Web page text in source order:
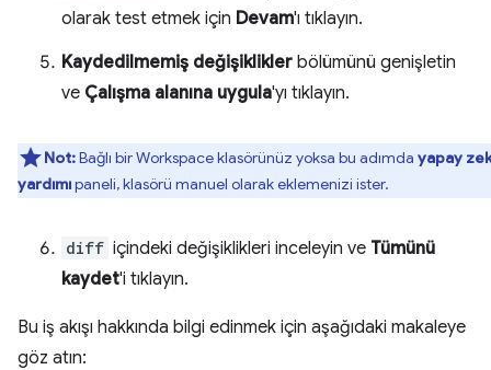
olarak test etmek için Devam'ı tıklayın.
Kaydedilmemiş değişiklikler bölümünü genişletin
ve Çalışma alanına uygula'yı tıklayın.
Not:Bağlı bir Workspace klasörünüz yoksa bu adımda yapay
yardımıpaneli, klasörü manuel olarak eklemenizi ister.
diff içindeki değişiklikleri inceleyin ve Tümünü
kaydet'i tıklayın.
Bu iş akışı hakkında bilgi edinmek için aşağıdaki makaleye
göz atın: